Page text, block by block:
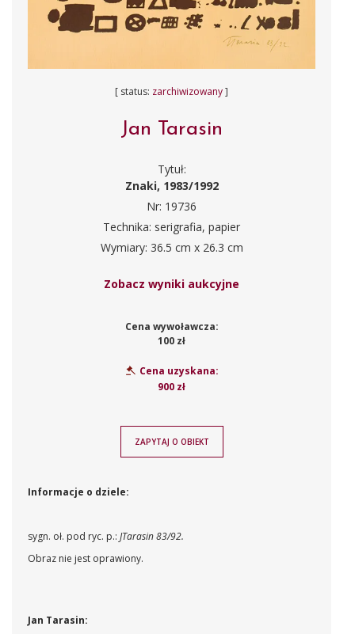
[ status: zarchiwizowany]
Jan Tarasin
Tytuł:
Znaki, 1983/1992
Nr: 19736
Technika: serigrafia, papier
Wymiary: 36.5 cm x 26.3 cm
Zobacz wyniki aukcyjne
Cena wywoławcza:
100 zł
Cena uzyskana:
900 zł
ZAPYTAJ O OBIEKT
Informacje o dziele:
sygn. oł. pod ryc. p.: JTarasin 83/92.
Obraz nie jest oprawiony.
Jan Tarasin: